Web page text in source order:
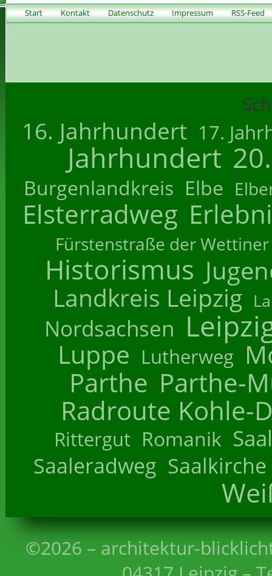
Start Kontakt Datenschutz Impressum RSS-Feed
16. Jahrhundert 17.
Jahrhundert
Burgenlandkreis Elbe
Elsterradweg
Fürstenstraße der Wettiner
Historismus
Landkreis Leipzig
Nordsachsen
Luppe Lutherweg
Parthe Parthe-
Radroute Kohle-
Rittergut Romanik
Saaleradweg Saalkirche
©2026 – architektur-